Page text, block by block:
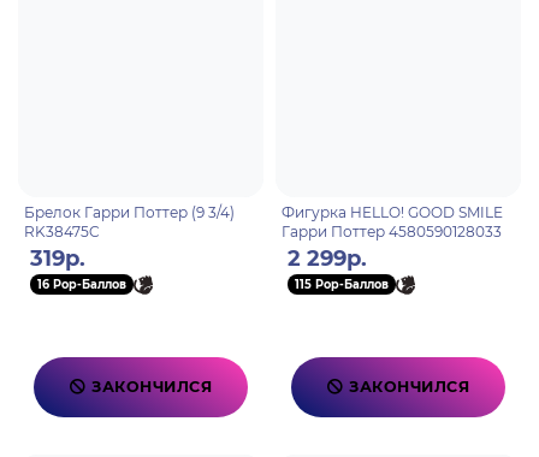
Брелок Гарри Поттер (9 3/4)
RK38475C
319р.
16 Pop-Баллов
ЗАКОНЧИЛСЯ
Фигурка HELLO! GOOD SMILE
Гарри Поттер 4580590128033
2 299р.
115 Pop-Баллов
ЗАКОНЧИЛСЯ